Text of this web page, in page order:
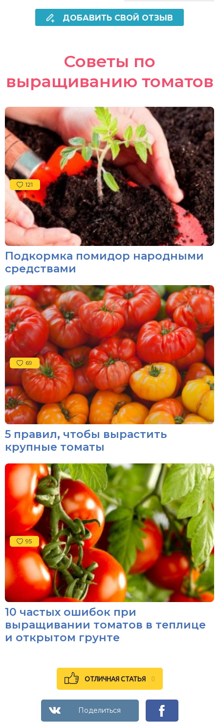
ДОБАВИТЬ СВОЙ ОТЗЫВ
Советы по
выращиванию томатов
121
Подкормка помидор народными
средствами
69
5 правил, чтобы вырастить
крупные томаты
95
10 частых ошибок при
выращивании томатов в теплице
и открытом грунте
ОТЛИЧНАЯ СТАТЬЯ 0